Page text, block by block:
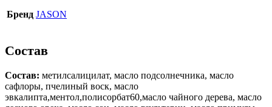
Бренд JASON
Состав
Состав: метилсалицилат, масло подсолнечника, масло
сафлоры, пчелиный воск, масло
эвкалипта,ментол,полисорбат60,масло чайного дерева, масло